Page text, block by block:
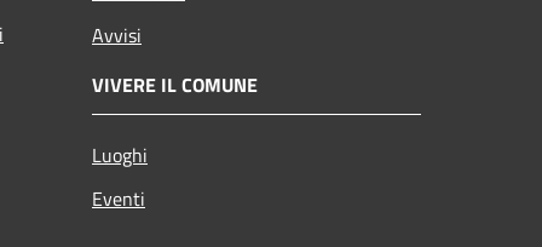
Avvisi
VIVERE IL COMUNE
Luoghi
Eventi